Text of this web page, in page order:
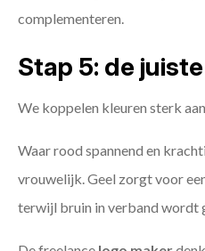
complementeren.
Stap 5: de
We koppelen kleuren sterk
Waar rood spannend en
vrouwelijk. Geel zorgt voor
terwijl bruin in verband wordt